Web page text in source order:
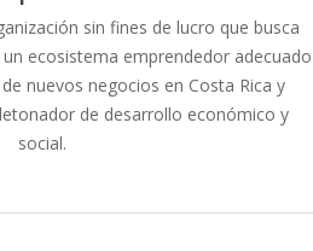
sin fines de lucro que busca
ecosistema emprendedor adecuado
nuevos negocios en Costa Rica y
de desarrollo económico y
social.